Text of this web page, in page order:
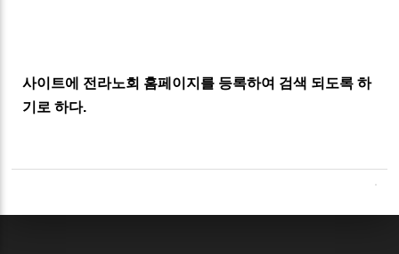
사이트에 전라노회 홈페이지를 등록하여 검색 되도록 하
기로 하다.